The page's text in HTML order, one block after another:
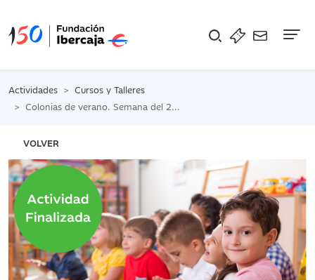
Actividades
Cursos y Talleres
Colonias de verano. Semana del 20 al 24 de julio. Laboratorio musical
VOLVER